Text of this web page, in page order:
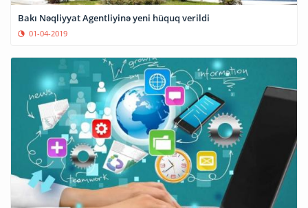
Bakı Nəqliyyat Agentliyinə yeni hüquq verildi
01-04-2019